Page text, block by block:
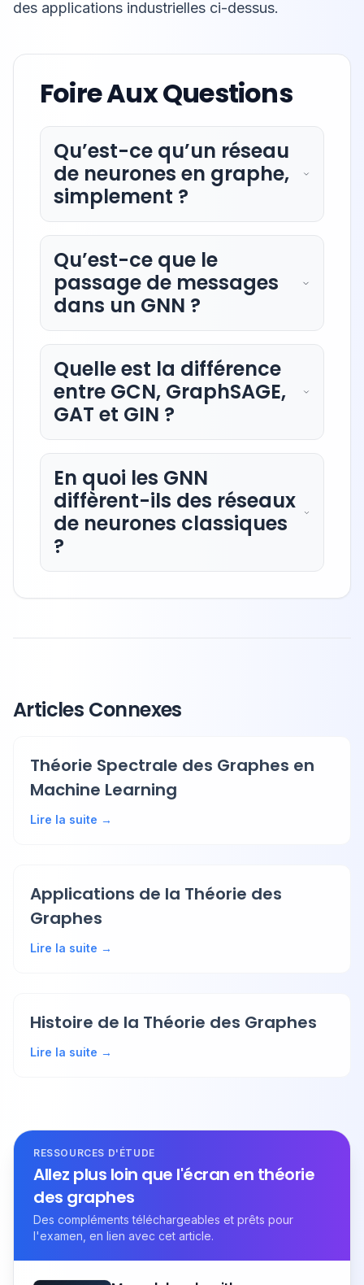
des applications industrielles ci-dessus.
Foire Aux Questions
Qu’est-ce qu’un réseau
de neurones en graphe,
simplement ?
Qu’est-ce que le
passage de messages
dans un GNN ?
Quelle est la différence
entre GCN, GraphSAGE,
GAT et GIN ?
En quoi les GNN
diffèrent-ils des réseaux
de neurones classiques
?
Articles Connexes
Théorie Spectrale des Graphes en
Machine Learning
Lire la suite →
Applications de la Théorie des
Graphes
Lire la suite →
Histoire de la Théorie des Graphes
Lire la suite →
RESSOURCES D'ÉTUDE
Allez plus loin que l'écran en théorie
des graphes
Des compléments téléchargeables et prêts pour
l'examen, en lien avec cet article.